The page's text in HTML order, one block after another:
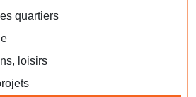
quartiers
loisirs